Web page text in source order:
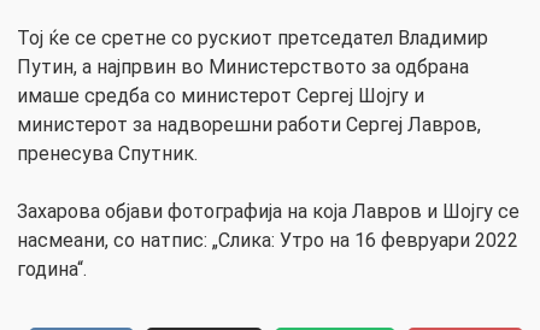
Тој ќе се сретне со рускиот претседател Владимир
Путин, а најпрвин во Министерството за одбрана
имаше средба со министерот Сергеј Шојгу и
министерот за надворешни работи Сергеј Лавров,
пренесува Спутник.
Захарова објави фотографија на која Лавров и Шојгу се
насмеани, со натпис: „Слика: Утро на 16 февруари 2022
година“.